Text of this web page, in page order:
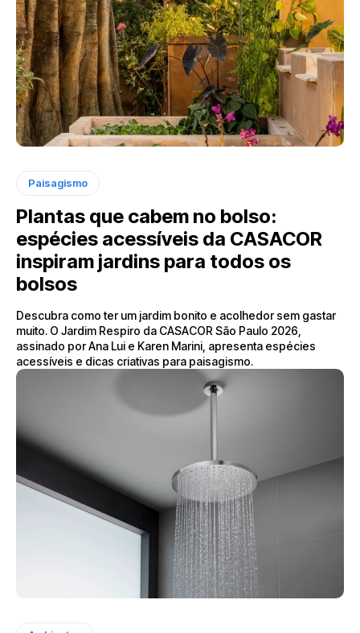
Paisagismo
Plantas que cabem no bolso:
espécies acessíveis da CASACOR
inspiram jardins para todos os
bolsos
Descubra como ter um jardim bonito e acolhedor sem gastar
muito. O Jardim Respiro da CASACOR São Paulo 2026,
assinado por Ana Lui e Karen Marini, apresenta espécies
acessíveis e dicas criativas para paisagismo.